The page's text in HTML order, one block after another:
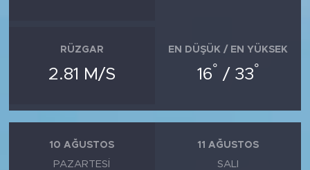
RÜZGAR
2.81 M/S
EN DÜŞÜK / EN YÜKSEK
16° / 33°
10 AĞUSTOS
PAZARTESI
11 AĞUSTOS
SALI